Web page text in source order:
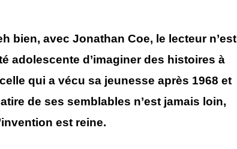
bien, avec Jonathan Coe, le lecteur n’est
adolescente d’imaginer des histoires à
qui a vécu sa jeunesse après 1968 et
de ses semblables n’est jamais loin,
est reine.